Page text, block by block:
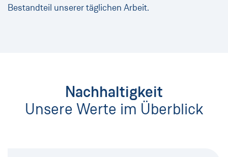
Bestandteil unserer täglichen Arbeit.
Nachhaltigkeit
Unsere Werte im Überblick